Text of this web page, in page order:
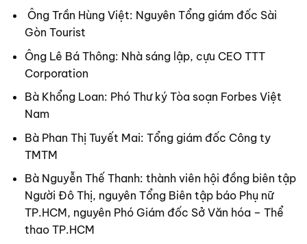
Ông Trần Hùng Việt: Nguyên Tổng giám đốc Sài
Gòn Tourist
Ông Lê Bá Thông: Nhà sáng lập, cựu CEO TTT
Corporation
Bà Khổng Loan: Phó Thư ký Tòa soạn Forbes Việt
Nam
Bà Phan Thị Tuyết Mai: Tổng giám đốc Công ty
TMTM
Bà Nguyễn Thế Thanh: thành viên hội đồng biên tập
Người Đô Thị, nguyên Tổng Biên tập báo Phụ nữ
TP.HCM, nguyên Phó Giám đốc Sở Văn hóa – Thể
thao TP.HCM